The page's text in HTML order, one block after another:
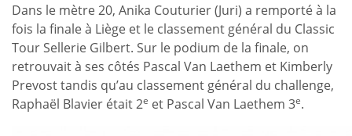
Dans le mètre 20, Anika Couturier (Juri) a remporté à la
fois la finale à Liège et le classement général du Classic
Tour Sellerie Gilbert. Sur le podium de la finale, on
retrouvait à ses côtés Pascal Van Laethem et Kimberly
Prevost tandis qu’au classement général du challenge,
Raphaël Blavier était 2e et Pascal Van Laethem 3e.